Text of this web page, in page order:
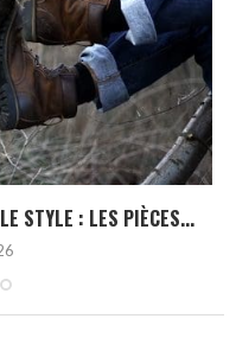
STYLE : LES PIÈCES...